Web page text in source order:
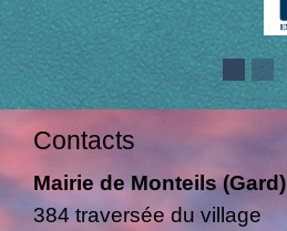
Contacts
Mairie de Monteils (Gard)
384 traversée du village